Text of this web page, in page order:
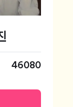
46080